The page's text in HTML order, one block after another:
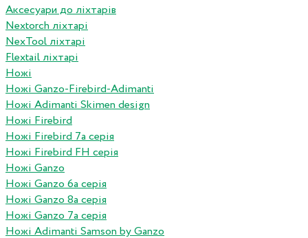
Аксесуари до ліхтарів
Nextorch ліхтарі
NexTool ліхтарі
Flextail ліхтарі
Ножі
Ножі Ganzo-Firebird-Adimanti
Ножі Adimanti Skimen design
Ножі Firebird
Ножі Firebird 7а серія
Ножі Firebird FH серія
Ножі Ganzo
Ножі Ganzo 6а серія
Ножі Ganzo 8а серія
Ножі Ganzo 7а серія
Ножі Adimanti Samson by Ganzo